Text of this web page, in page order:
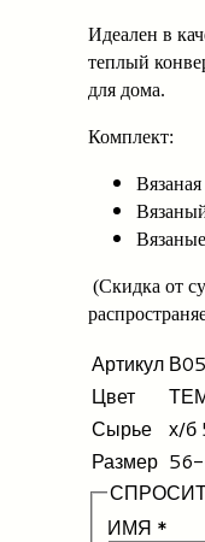
Идеален в
теплый
для дома.
Комплект:
(Скидка от
Артикул
Цвет
Сырье
х/б
Размер
ИМЯ *